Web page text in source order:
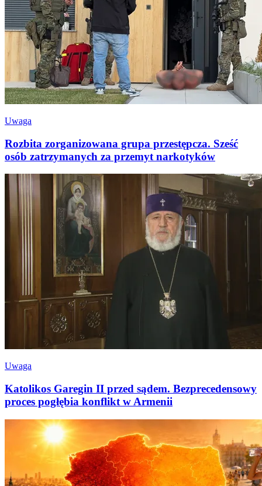
Uwaga
Rozbita zorganizowana grupa przestępcza. Sześć
osób zatrzymanych za przemyt narkotyków
Uwaga
Katolikos Garegin II przed sądem. Bezprecedensowy
proces pogłębia konflikt w Armenii